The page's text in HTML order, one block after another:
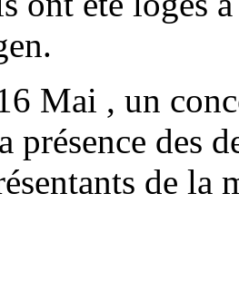
Mai , un
présence des
de la